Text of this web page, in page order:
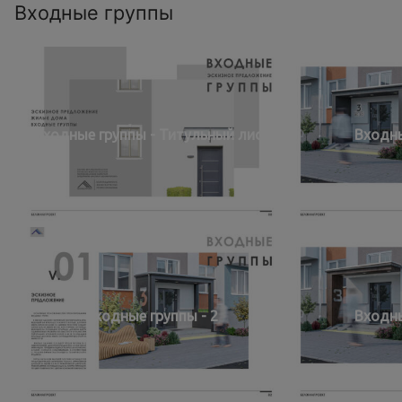
Входные группы
Входные группы - Титульный лист
Входные группы - 2